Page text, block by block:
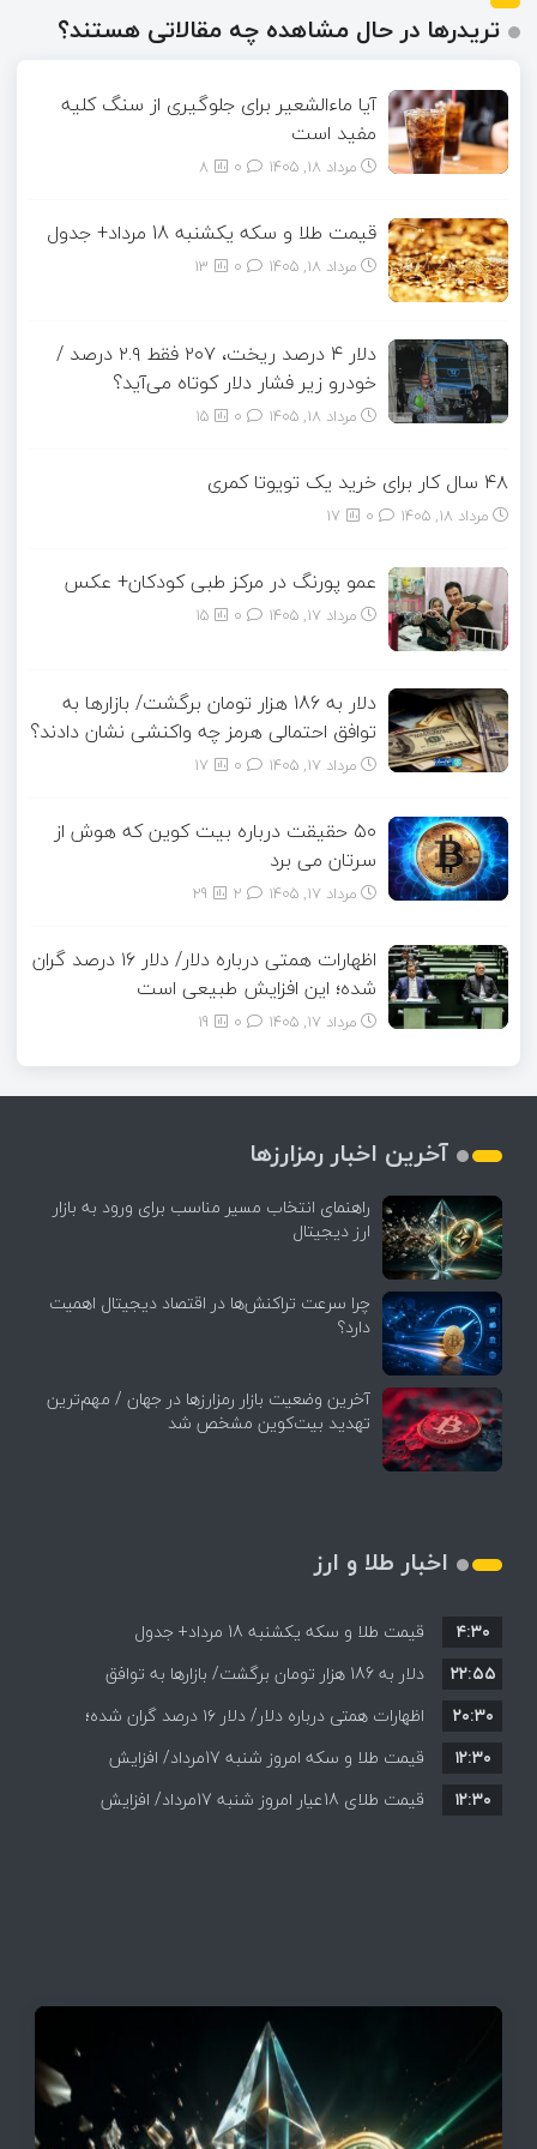
تریدرها در حال مشاهده چه مقالاتی هستند؟
آیا ماءالشعیر برای جلوگیری از سنگ کلیه
مفید است
مرداد ۱۸, ۱۴۰۵ 8
قیمت طلا و سکه یکشنبه 18 مرداد+ جدول
مرداد ۱۸, ۱۴۰۵ 13
دلار ۴ درصد ریخت، ۲۰۷ فقط ۲.۹ درصد /
خودرو زیر فشار دلار کوتاه می‌آید؟
مرداد ۱۸, ۱۴۰۵ 15
۴۸ سال کار برای خرید یک تویوتا کمری
مرداد ۱۸, ۱۴۰۵ 17
عمو پورنگ در مرکز طبی کودکان+ عکس
مرداد ۱۷, ۱۴۰۵ 15
دلار به 186 هزار تومان برگشت/ بازارها به
توافق احتمالی هرمز چه واکنشی نشان دادند؟
مرداد ۱۷, ۱۴۰۵ 17
۵۰ حقیقت درباره بیت کوین که هوش از
سرتان می برد
مرداد ۱۷, ۱۴۰۵ 29
اظهارات همتی درباره دلار/ دلار ۱۶ درصد گران
شده؛ این افزایش طبیعی است
مرداد ۱۷, ۱۴۰۵ 19
آخرین اخبار رمزارزها
راهنمای انتخاب مسیر مناسب برای ورود به بازار
ارز دیجیتال
چرا سرعت تراکنش‌ها در اقتصاد دیجیتال اهمیت
دارد؟
آخرین وضعیت بازار رمزارزها در جهان / مهم‌ترین
تهدید بیت‌کوین مشخص شد
اخبار طلا و ارز
قیمت طلا و سکه یکشنبه 18 مرداد+ جدول
۴:۳۰
دلار به 186 هزار تومان برگشت/ بازارها به توافق
احتمالی هرمز چه واکنشی نشان دادند؟
۲۲:۵۵
اظهارات همتی درباره دلار/ دلار ۱۶ درصد گران شده؛
این افزایش طبیعی است
۲۰:۳۰
قیمت طلا و سکه امروز شنبه 17مرداد/ افزایش
همه قیمت ها + جدول و جزئیات
۱۲:۳۰
قیمت طلای 18عیار امروز شنبه 17مرداد/ افزایش
۱۲:۳۰